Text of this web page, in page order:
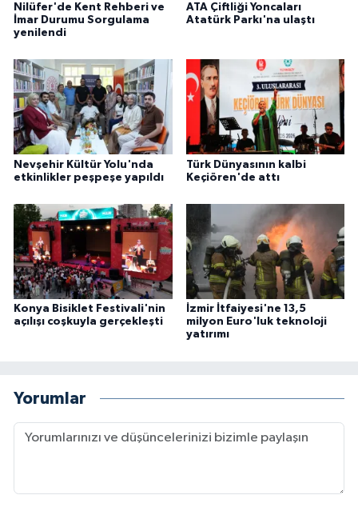
Nilüfer'de Kent Rehberi ve
İmar Durumu Sorgulama
yenilendi
ATA Çiftliği Yoncaları
Atatürk Parkı'na ulaştı
Nevşehir Kültür Yolu'nda
etkinlikler peşpeşe yapıldı
Türk Dünyasının kalbi
Keçiören'de attı
Konya Bisiklet Festivali'nin
açılışı coşkuyla gerçekleşti
İzmir İtfaiyesi'ne 13,5
milyon Euro'luk teknoloji
yatırımı
Yorumlar